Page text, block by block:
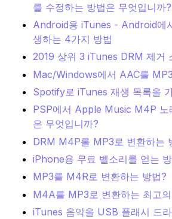
를 수정하는 방법은 무엇입니까?
Android용 iTunes - Android에
생하는 4가지 방법
2019 상위 3 iTunes DRM 제거
Mac/Windows에서 AAC를
Spotify로 iTunes 재생 목록을
PSP에서 Apple Music M4P 노
은 무엇입니까?
DRM M4P를 MP3로 변환하는
iPhone용 무료 벨소리를 얻는
MP3를 M4R로 변환하는 방법?
M4A를 MP3로 변환하는 최고
iTunes 음악을 USB 플래시 드